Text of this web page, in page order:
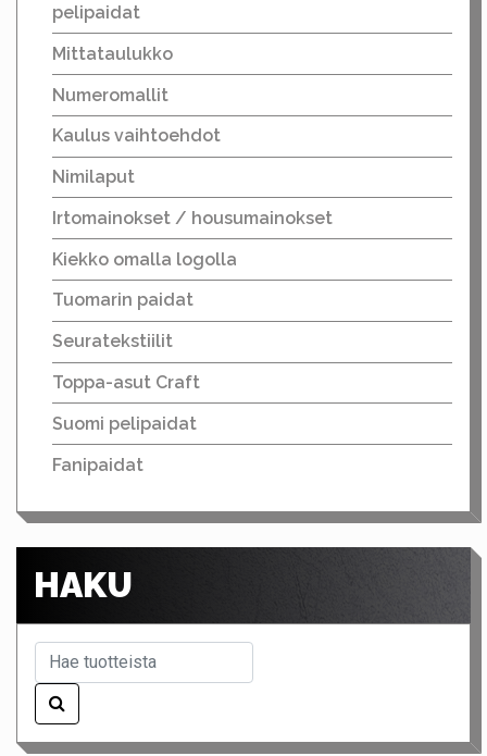
pelipaidat
Mittataulukko
Numeromallit
Kaulus vaihtoehdot
Nimilaput
Irtomainokset / housumainokset
Kiekko omalla logolla
Tuomarin paidat
Seuratekstiilit
Toppa-asut Craft
Suomi pelipaidat
Fanipaidat
HAKU